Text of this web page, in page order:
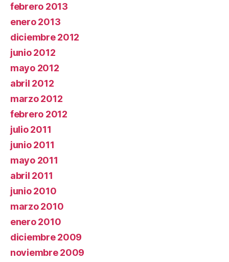
febrero 2013
enero 2013
diciembre 2012
junio 2012
mayo 2012
abril 2012
marzo 2012
febrero 2012
julio 2011
junio 2011
mayo 2011
abril 2011
junio 2010
marzo 2010
enero 2010
diciembre 2009
noviembre 2009